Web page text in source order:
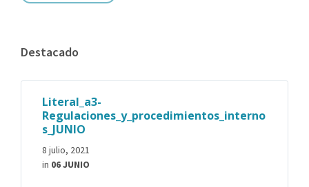
Destacado
Literal_a3-
Regulaciones_y_procedimientos_interno
s_JUNIO
8 julio, 2021
in 06 JUNIO